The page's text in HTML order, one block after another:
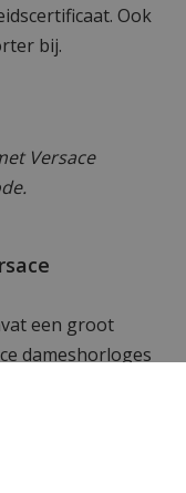
Ook
bij.
Versace
een groot
dameshorloges